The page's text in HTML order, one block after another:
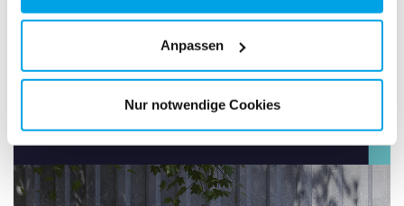
Anpassen
Nur notwendige Cookies
COSMIC